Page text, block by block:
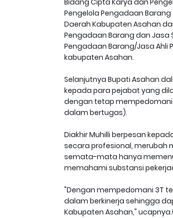
Bidang Cipta Karya dan
Pengelola Pengadaan
Daerah Kabupaten Asahan
Pengadaan Barang dan Jasa
Pengadaan Barang/Jasa Ahli
kabupaten Asahan.
Selanjutnya Bupati Asahan
kepada para pejabat yang
dengan tetap
dalam bertugas).
Diakhir Muhilli berpesan
secara profesional, merubah
semata-mata hanya
memahami substansi
"Dengan mempedomani 3T
dalam berkinerja sehingga
Kabupaten Asahan,"